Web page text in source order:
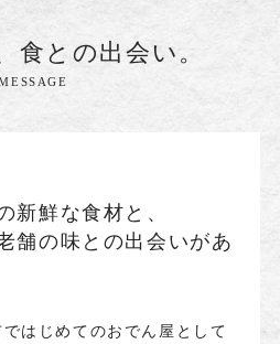
食との出会い。
新鮮な食材と、
舗の味との出会いがあ
はじめてのおでん屋として